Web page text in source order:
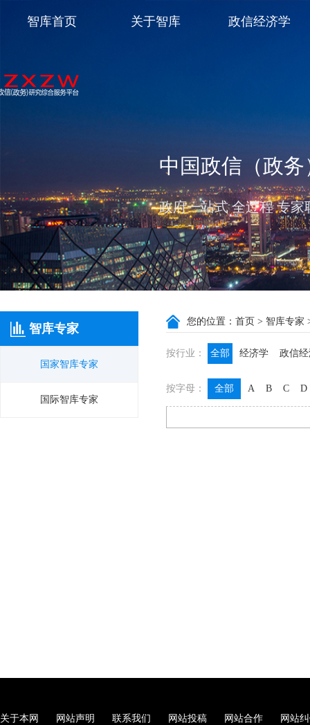
中国政信（政
政府一站式 全过程 专
智库首页 关于智库 政信经济学
智库专家
国家智库专家
国际智库专家
您的位置： 首页 > 智库专家
按行业： 全部 经济学
政信
膳食养生
名医西药
按字母： 全部 A B C D
关于本网 网站声明 联系我们 网站投稿 网站合作 网站